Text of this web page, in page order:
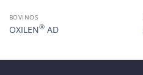
BOVINOS
OXILEN®AD